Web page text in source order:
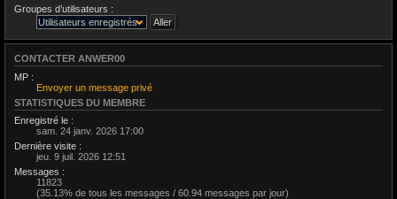
Groupes d’utilisateurs :
CONTACTER ANWER00
MP :
Envoyer un message privé
STATISTIQUES DU MEMBRE
Enregistré le :
sam. 24 janv. 2026 17:00
Dernière visite :
jeu. 9 juil. 2026 12:51
Messages :
11823
(35.13% de tous les messages / 60.94 messages par jour)